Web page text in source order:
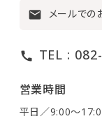
mail メールでの
call TEL :
営業時間
平日／9:00〜